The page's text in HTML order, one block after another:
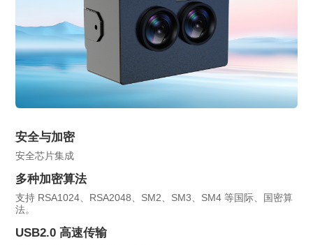
安全与加密
安全芯片集成
多种加密算法
支持 RSA1024、RSA2048、SM2、SM3、SM4 等国际、国密算
法。
USB2.0 高速传输